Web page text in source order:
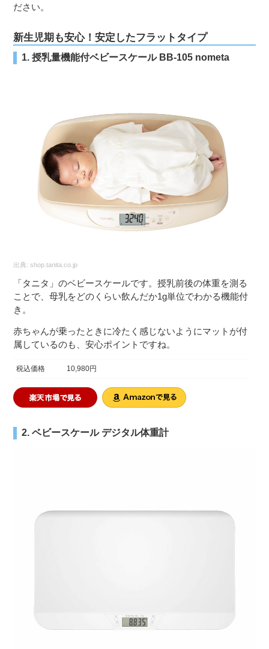
ださい。
新生児期も安心！安定したフラットタイプ
1. 授乳量機能付ベビースケール BB-105 nometa
出典:shop.tanita.co.jp
「タニタ」のベビースケールです。授乳前後の体重を測る
ことで、母乳をどのくらい飲んだか1g単位でわかる機能付
き。
赤ちゃんが乗ったときに冷たく感じないようにマットが付
属しているのも、安心ポイントですね。
税込価格 10,980円
2. ベビースケール デジタル体重計